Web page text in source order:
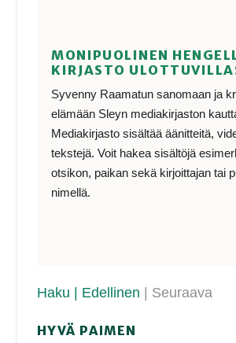
MONIPUOLINEN
KIRJASTO
Syvenny Raamatun sanomaan ja
elämään Sleyn mediakirjaston
Mediakirjasto sisältää äänitteitä,
tekstejä. Voit hakea sisältöjä
otsikon, paikan sekä kirjoittajan tai
nimellä.
Haku | Edellinen | Seuraava
HYVÄ PAIMEN